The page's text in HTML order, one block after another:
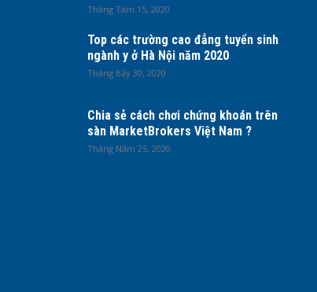
Tháng Tám 15, 2020
Top các trường cao đẳng tuyển sinh
ngành y ở Hà Nội năm 2020
Tháng Bảy 30, 2020
Chia sẻ cách chơi chứng khoán trên
sàn MarketBrokers Việt Nam ?
Tháng Năm 25, 2020